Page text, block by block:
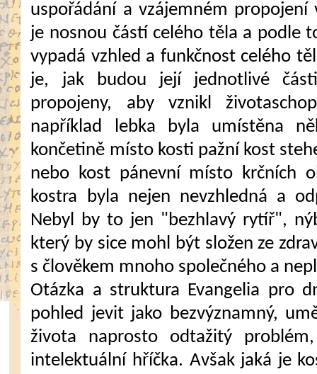
uspořádání a vzájemném propojení
je nosnou částí celého těla a podle
vypadá vzhled a funkčnost celého
je, jak budou její jednotlivé
propojeny, aby vznikl
například lebka byla umístěna
končetině místo kosti pažní kost
nebo kost pánevní místo krčních
kostra byla nejen nevzhledná a
Nebyl by to jen "bezhlavý rytíř",
který by sice mohl být složen ze
s člověkem mnoho společného a
Otázka a struktura Evangelia pro
pohled jevit jako bezvýznamný,
života naprosto odtažitý
intelektuální hříčka. Avšak jaká je